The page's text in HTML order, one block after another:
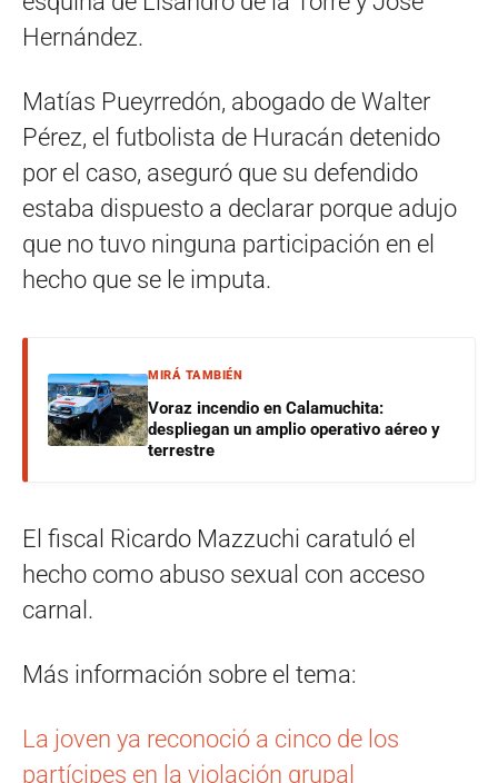
Hernández.
Matías Pueyrredón, abogado de Walter
Pérez, el futbolista de Huracán detenido
por el caso, aseguró que su defendido
estaba dispuesto a declarar porque adujo
que no tuvo ninguna participación en el
hecho que se le imputa.
MIRÁ TAMBIÉN
Voraz incendio en Calamuchita:
despliegan un amplio operativo aéreo y
terrestre
El fiscal Ricardo Mazzuchi caratuló el
hecho como abuso sexual con acceso
carnal.
Más información sobre el tema:
La joven ya reconoció a cinco de los
partícipes en la violación grupal